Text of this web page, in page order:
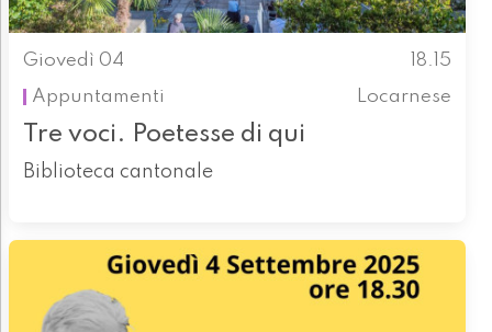
Giovedì 04
18.15
Appuntamenti
Locarnese
Tre voci. Poetesse di qui
Biblioteca cantonale